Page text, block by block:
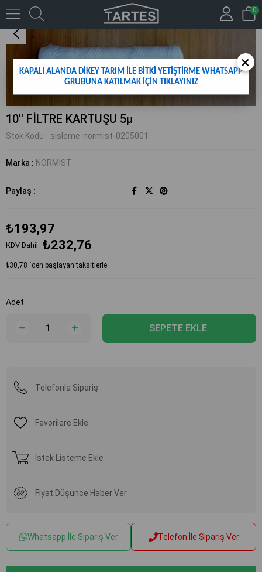
0
10'' FİLTRE KARTUŞU 5µ
10'' FİLTRE KARTUŞU 5µ
Stok Kodu sisleme-normist-0205001
Marka : NORMIST
Paylaş :
₺193,97
KDV Dahil ₺232,76
₺30,78 `den başlayan taksitlerle
Adet
Telefonla Sipariş
Favorilere Ekle
İstek Listeme Ekle
Fiyat Düşünce Haber Ver
Whatsapp İle Sipariş Ver Telefon İle Sipariş Ver
×
KAPALI ALANDA DİKEY TARIM İLE BİTKİ YETİŞTİRME WHATSAPP
GRUBUNA KATILMAK İÇİN TIKLAYINIZ